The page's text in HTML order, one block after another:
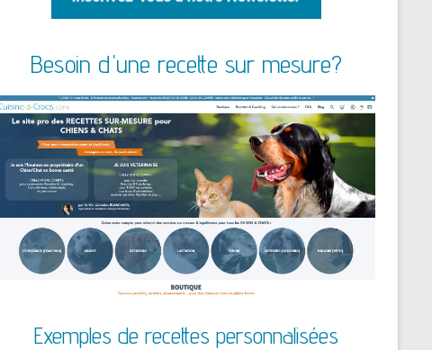
Besoin d'une recette sur mesure?
Exemples de recettes personnalisées